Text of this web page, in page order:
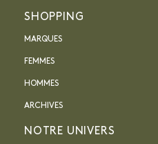
SHOPPING
MARQUES
FEMMES
HOMMES
ARCHIVES
NOTRE UNIVERS